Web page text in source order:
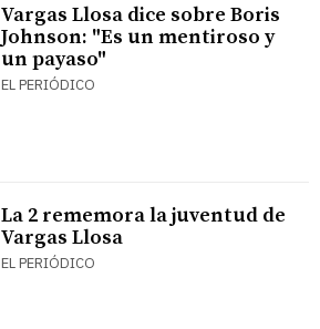
Vargas Llosa dice sobre Boris
Johnson: "Es un mentiroso y
un payaso"
EL PERIÓDICO
La 2 rememora la juventud de
Vargas Llosa
EL PERIÓDICO